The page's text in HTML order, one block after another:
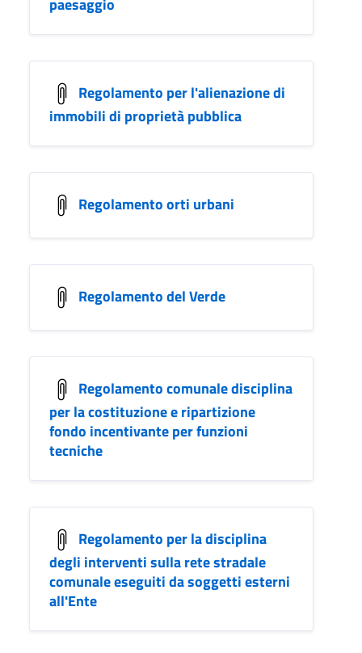
Regolamento per l'alienazione di
immobili di proprietà pubblica
Regolamento orti urbani
Regolamento del Verde
Regolamento comunale disciplina
per la costituzione e ripartizione
fondo incentivante per funzioni
tecniche
Regolamento per la disciplina
degli interventi sulla rete stradale
comunale eseguiti da soggetti esterni
all'Ente